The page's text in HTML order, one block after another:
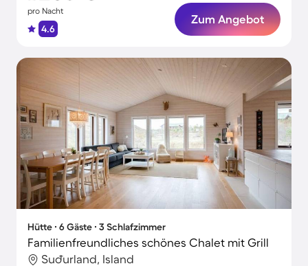
pro Nacht
4.6
Zum Angebot
Hütte ∙ 6 Gäste ∙ 3 Schlafzimmer
Familienfreundliches schönes Chalet mit Grill
Suðurland, Island